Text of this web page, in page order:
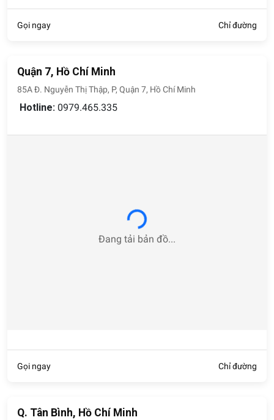
Gọi ngay Chỉ đường
Quận 7, Hồ Chí Minh
85A Đ. Nguyễn Thị Thập, P, Quận 7, Hồ Chí Minh
Hotline: 0979.465.335
Loading...
Đang tải bản đồ...
Gọi ngay Chỉ đường
Q. Tân Bình, Hồ Chí Minh